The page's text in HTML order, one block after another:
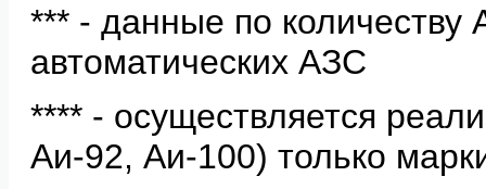
*** - данные по количеству
автоматических АЗС
**** - осуществляется
Аи-92, Аи-100) только